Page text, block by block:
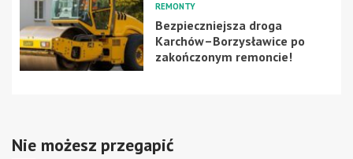
REMONTY
Bezpieczniejsza droga
Karchów–Borzysławice po
zakończonym remoncie!
Nie możesz przegapić